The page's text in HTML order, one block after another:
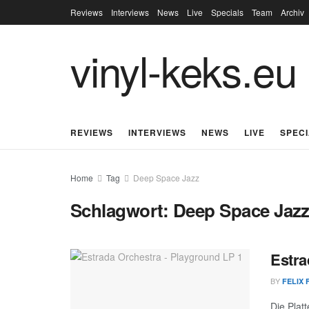
Reviews Interviews News Live Specials Team Archiv
vinyl-keks.eu
REVIEWS INTERVIEWS NEWS LIVE
Home Tag Deep Space Jazz
Schlagwort: Deep Space Jazz
BY FELIX
Die